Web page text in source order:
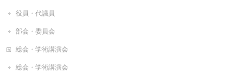
役員・代議員
部会・委員会
総会・学術講演会
総会・学術講演会